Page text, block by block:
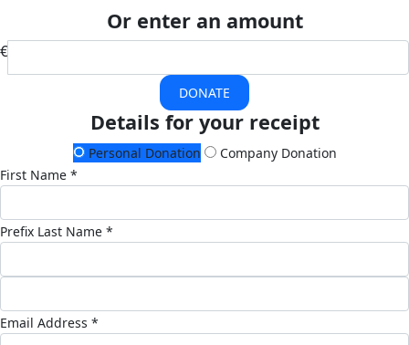
Or enter an amount
€
DONATE
Details for your receipt
Personal Donation
Company Donation
First Name *
Prefix Last Name *
Email Address *